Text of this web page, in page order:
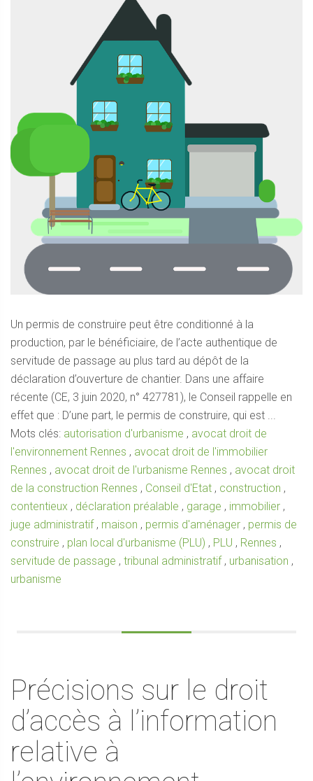
Un permis de construire peut être conditionné à la
production, par le bénéficiaire, de l’acte authentique de
servitude de passage au plus tard au dépôt de la
déclaration d’ouverture de chantier. Dans une affaire
récente (CE, 3 juin 2020, n° 427781), le Conseil rappelle en
effet que : D’une part, le permis de construire, qui est ...
Mots clés: autorisation d'urbanisme , avocat droit de
l'environnement Rennes , avocat droit de l'immobilier
Rennes , avocat droit de l'urbanisme Rennes , avocat droit
de la construction Rennes , Conseil d'Etat , construction ,
contentieux , déclaration préalable , garage , immobilier ,
juge administratif, maison , permis d'aménager , permis de
construire , plan local d'urbanisme (PLU) , PLU , Rennes ,
servitude de passage , tribunal administratif, urbanisation ,
urbanisme
Précisions sur le droit
d’accès à l’information
relative à